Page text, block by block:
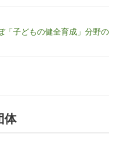
子どもの健全育成」分野の
体